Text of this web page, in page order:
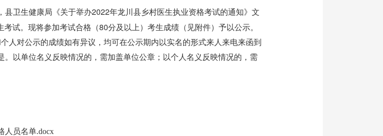
卫生健康局《关于举办2022年龙川县乡村医生执业资格考试的通知》文
试。现将参加考试合格（80分及以上）考生成绩（见附件）予以公示。
对公示的成绩如有异议，均可在公示期内以实名的形式来人来电来函到
以单位名义反映情况的，需加盖单位公章；以个人名义反映情况的，需
人员名单.docx